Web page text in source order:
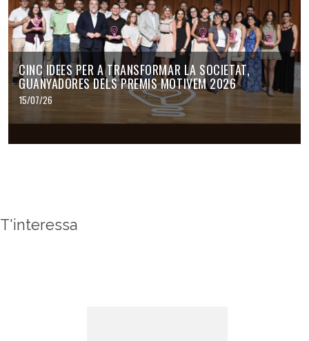
CINC IDEES PER A TRANSFORMAR LA SOCIETAT,
GUANYADORES DELS PREMIS MOTIVEM 2026
15/07/26
T'interessa